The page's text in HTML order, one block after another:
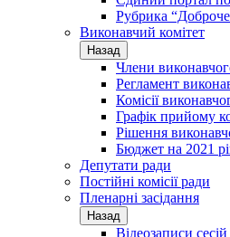
Рубрика
Виконавчий комітет
Назад
Члени
Регламент
Комісії
Графік прийому
Рішення
Бюджет на 2021
Депутати ради
Постійні комісії ради
Пленарні засідання
Назад
Відеозаписи